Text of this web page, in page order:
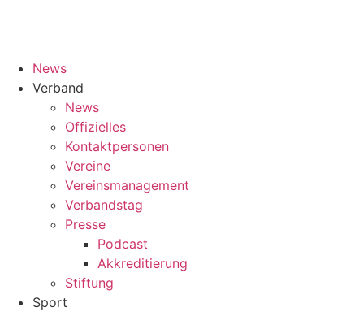
News
Verband
News
Offizielles
Kontaktpersonen
Vereine
Vereinsmanagement
Verbandstag
Presse
Podcast
Akkreditierung
Stiftung
Sport